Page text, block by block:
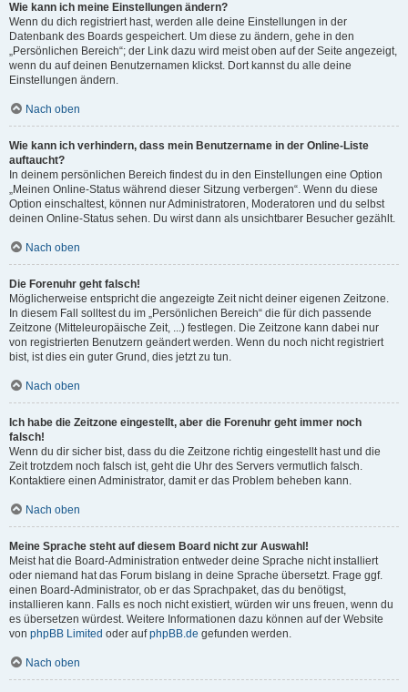
Wie kann ich meine Einstellungen ändern?
Wenn du dich registriert hast, werden alle deine Einstellungen in der
Datenbank des Boards gespeichert. Um diese zu ändern, gehe in den
„Persönlichen Bereich“; der Link dazu wird meist oben auf der Seite angezeigt,
wenn du auf deinen Benutzernamen klickst. Dort kannst du alle deine
Einstellungen ändern.
Nach oben
Wie kann ich verhindern, dass mein Benutzername in der Online-Liste
auftaucht?
In deinem persönlichen Bereich findest du in den Einstellungen eine Option
„Meinen Online-Status während dieser Sitzung verbergen“. Wenn du diese
Option einschaltest, können nur Administratoren, Moderatoren und du selbst
deinen Online-Status sehen. Du wirst dann als unsichtbarer Besucher gezählt.
Nach oben
Die Forenuhr geht falsch!
Möglicherweise entspricht die angezeigte Zeit nicht deiner eigenen Zeitzone.
In diesem Fall solltest du im „Persönlichen Bereich“ die für dich passende
Zeitzone (Mitteleuropäische Zeit, ...) festlegen. Die Zeitzone kann dabei nur
von registrierten Benutzern geändert werden. Wenn du noch nicht registriert
bist, ist dies ein guter Grund, dies jetzt zu tun.
Nach oben
Ich habe die Zeitzone eingestellt, aber die Forenuhr geht immer noch
falsch!
Wenn du dir sicher bist, dass du die Zeitzone richtig eingestellt hast und die
Zeit trotzdem noch falsch ist, geht die Uhr des Servers vermutlich falsch.
Kontaktiere einen Administrator, damit er das Problem beheben kann.
Nach oben
Meine Sprache steht auf diesem Board nicht zur Auswahl!
Meist hat die Board-Administration entweder deine Sprache nicht installiert
oder niemand hat das Forum bislang in deine Sprache übersetzt. Frage ggf.
einen Board-Administrator, ob er das Sprachpaket, das du benötigst,
installieren kann. Falls es noch nicht existiert, würden wir uns freuen, wenn du
es übersetzen würdest. Weitere Informationen dazu können auf der Website
von phpBB Limited oder aufphpBB.de gefunden werden.
Nach oben